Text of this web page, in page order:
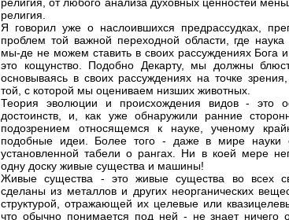
религия.
Я говорил уже о наслоившихся предрассудках,
проблем той важной переходной области, где наука
мы-де не можем ставить в своих рассуждениях Бога
это кощунство. Подобно Декарту, мы должны
основываясь в своих рассуждениях на точке
той, с которой мы оцениваем низших животных.
Теория эволюции и происхождения видов - это
достоинств, и, как уже обнаружили ранние
подозрением относящемся к науке, ученому
подобные идеи. Более того - даже в мире науки
установленной табели о рангах. Ни в коей мере
одну доску живые существа и машины!
Живые существа - это живые существа во всех
сделаны из металлов и других неорганических
структурой, отражающей их целевые или
что обычно понимается под ней - не знает ничего